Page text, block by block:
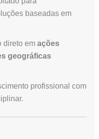
baseadas em
direto em ações
geográficas
profissional com